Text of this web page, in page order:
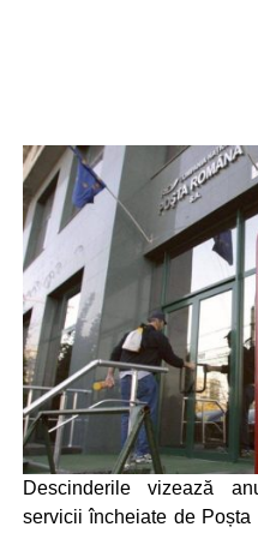
Descinderile vizează
servicii încheiate de